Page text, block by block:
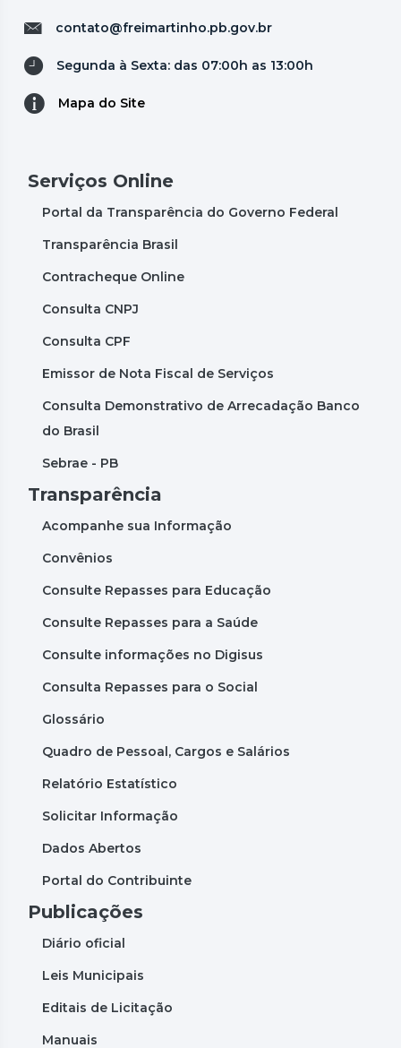
contato@freimartinho.pb.gov.br
Segunda à Sexta: das 07:00h as 13:00h
Mapa do Site
Serviços Online
Portal da Transparência do Governo Federal
Transparência Brasil
Contracheque Online
Consulta CNPJ
Consulta CPF
Emissor de Nota Fiscal de Serviços
Consulta Demonstrativo de Arrecadação Banco
do Brasil
Sebrae - PB
Transparência
Acompanhe sua Informação
Convênios
Consulte Repasses para Educação
Consulte Repasses para a Saúde
Consulte informações no Digisus
Consulta Repasses para o Social
Glossário
Quadro de Pessoal, Cargos e Salários
Relatório Estatístico
Solicitar Informação
Dados Abertos
Portal do Contribuinte
Publicações
Diário oficial
Leis Municipais
Editais de Licitação
Manuais